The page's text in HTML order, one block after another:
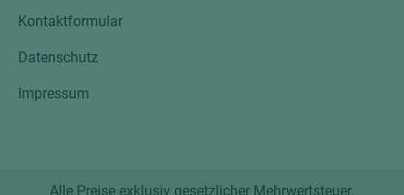
Kontaktformular
Datenschutz
Impressum
Alle Preise exklusiv gesetzlicher Mehrwertsteuer.